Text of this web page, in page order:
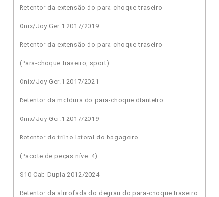
Retentor da extensão do para-choque traseiro
Onix/Joy Ger.1 2017/2019
Retentor da extensão do para-choque traseiro
(Para-choque traseiro, sport)
Onix/Joy Ger.1 2017/2021
Retentor da moldura do para-choque dianteiro
Onix/Joy Ger.1 2017/2019
Retentor do trilho lateral do bagageiro
(Pacote de peças nível 4)
S10 Cab Dupla 2012/2024
Retentor da almofada do degrau do para-choque traseiro